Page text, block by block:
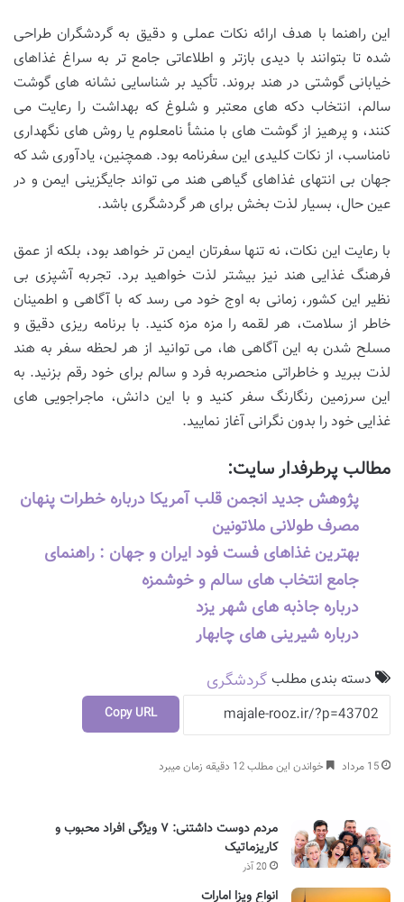
این راهنما با هدف ارائه نکات عملی و دقیق به گردشگران طراحی
شده تا بتوانند با دیدی بازتر و اطلاعاتی جامع تر به سراغ غذاهای
خیابانی گوشتی در هند بروند. تأکید بر شناسایی نشانه های گوشت
سالم، انتخاب دکه های معتبر و شلوغ که بهداشت را رعایت می
کنند، و پرهیز از گوشت های با منشأ نامعلوم یا روش های نگهداری
نامناسب، از نکات کلیدی این سفرنامه بود. همچنین، یادآوری شد که
جهان بی انتهای غذاهای گیاهی هند می تواند جایگزینی ایمن و در
عین حال، بسیار لذت بخش برای هر گردشگری باشد.
با رعایت این نکات، نه تنها سفرتان ایمن تر خواهد بود، بلکه از عمق
فرهنگ غذایی هند نیز بیشتر لذت خواهید برد. تجربه آشپزی بی
نظیر این کشور، زمانی به اوج خود می رسد که با آگاهی و اطمینان
خاطر از سلامت، هر لقمه را مزه مزه کنید. با برنامه ریزی دقیق و
مسلح شدن به این آگاهی ها، می توانید از هر لحظه سفر به هند
لذت ببرید و خاطراتی منحصربه فرد و سالم برای خود رقم بزنید. به
این سرزمین رنگارنگ سفر کنید و با این دانش، ماجراجویی های
غذایی خود را بدون نگرانی آغاز نمایید.
مطالب پرطرفدار سایت:
پژوهش جدید انجمن قلب آمریکا درباره خطرات پنهان
مصرف طولانی ملاتونین
بهترین غذاهای فست فود ایران و جهان : راهنمای
جامع انتخاب های سالم و خوشمزه
درباره جاذبه های شهر یزد
درباره شیرینی های چابهار
دسته بندی مطلب گردشگری
Copy URL
15 مرداد خواندن این مطلب 12 دقیقه زمان میبرد
مردم دوست داشتنی: ۷ ویژگی افراد محبوب و
کاریزماتیک
20 آذر
انواع ویزا امارات